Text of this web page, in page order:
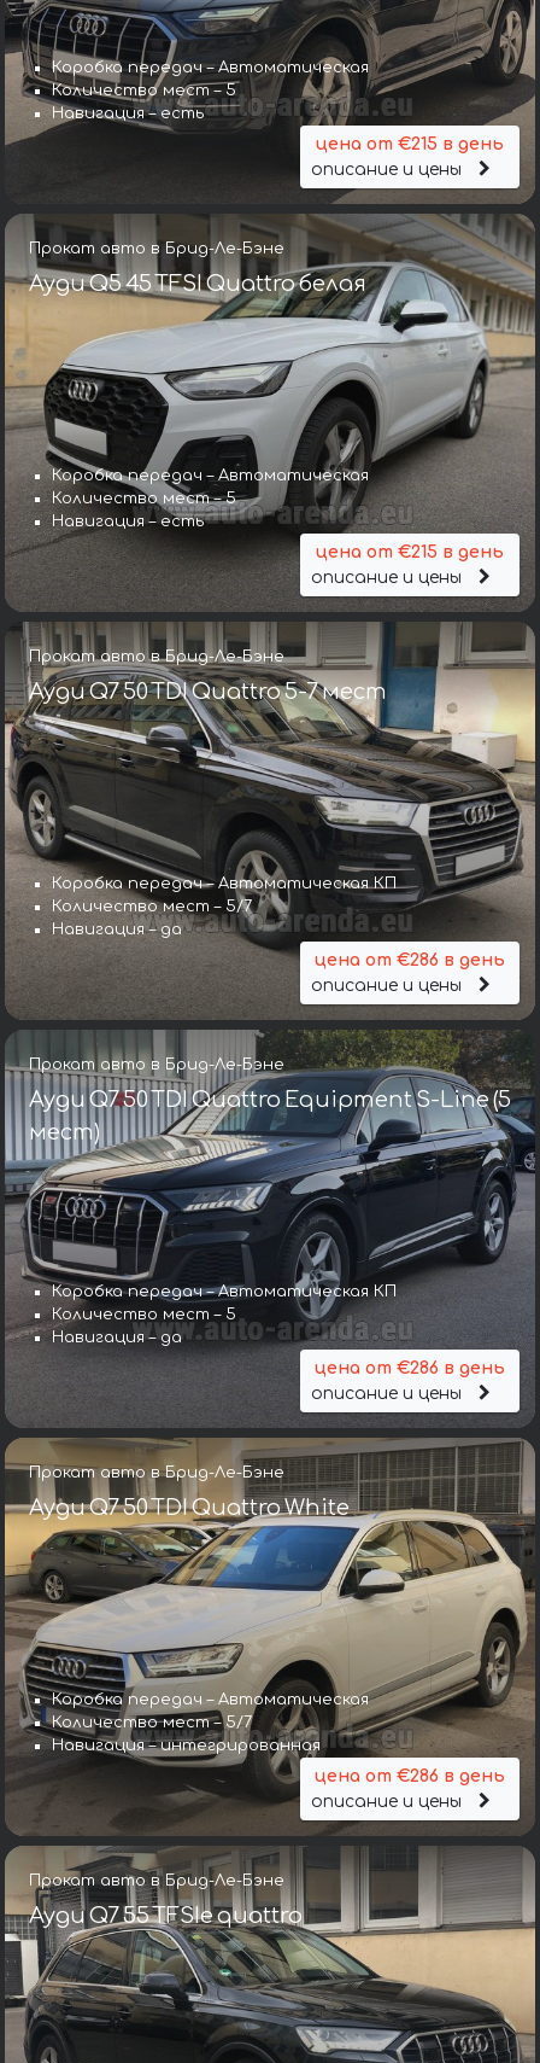
Коробка передач – Автоматическая
Количество мест – 5
Навигация – есть
цена от €215 в день
описание и цены
Прокат авто в Брид-Ле-Бэне
Ауди Q5 45 TFSI Quattro белая
Коробка передач – Автоматическая
Количество мест – 5
Навигация – есть
цена от €215 в день
описание и цены
Прокат авто в Брид-Ле-Бэне
Ауди Q7 50 TDI Quattro 5-7 мест
Коробка передач – Автоматическая КП
Количество мест – 5/7
Навигация – да
цена от €286 в день
описание и цены
Прокат авто в Брид-Ле-Бэне
Ауди Q7 50 TDI Quattro Equipment S-Line (5
мест)
Коробка передач – Автоматическая КП
Количество мест – 5
Навигация – да
цена от €286 в день
описание и цены
Прокат авто в Брид-Ле-Бэне
Ауди Q7 50 TDI Quattro White
Коробка передач – Автоматическая
Количество мест – 5/7
Навигация – интегрированная
цена от €286 в день
описание и цены
Прокат авто в Брид-Ле-Бэне
Ауди Q7 55 TFSIe quattro